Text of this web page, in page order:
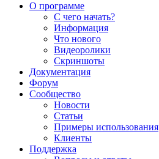
О программе
С чего начать?
Информация
Что нового
Видеоролики
Скриншоты
Документация
Форум
Сообщество
Новости
Статьи
Примеры использования
Клиенты
Поддержка